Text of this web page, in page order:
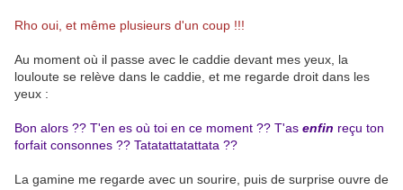
Rho oui, et même plusieurs d'un coup !!!
Au moment où il passe avec le caddie devant mes yeux, la
louloute se relève dans le caddie, et me regarde droit dans les
yeux :
Bon alors ?? T'en es où toi en ce moment ?? T'as enfin reçu ton
forfait consonnes ?? Tatatattatattata ??
La gamine me regarde avec un sourire, puis de surprise ouvre de